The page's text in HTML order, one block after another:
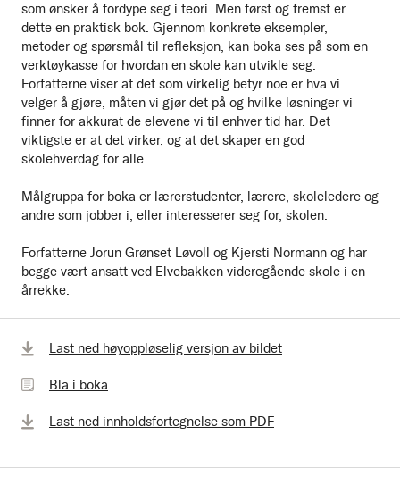
som ønsker å fordype seg i teori. Men først og fremst er
dette en praktisk bok. Gjennom konkrete eksempler,
metoder og spørsmål til refleksjon, kan boka ses på som en
verktøykasse for hvordan en skole kan utvikle seg.
Forfatterne viser at det som virkelig betyr noe er hva vi
velger å gjøre, måten vi gjør det på og hvilke løsninger vi
finner for akkurat de elevene vi til enhver tid har. Det
viktigste er at det virker, og at det skaper en god
skolehverdag for alle.
Målgruppa for boka er lærerstudenter, lærere, skoleledere og
andre som jobber i, eller interesserer seg for, skolen.
Forfatterne Jorun Grønset Løvoll og Kjersti Normann og har
begge vært ansatt ved Elvebakken videregående skole i en
årrekke.
Last ned høyoppløselig versjon av bildet
Bla
bokaBla i boka
Last ned innholdsfortegnelse som PDF